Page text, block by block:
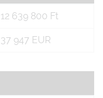
12 639 800 Ft
37 947 EUR